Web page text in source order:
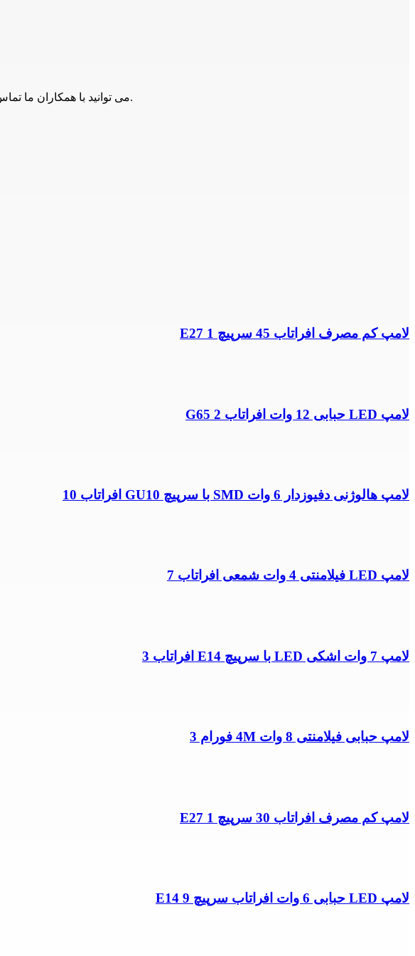
می توانید با همکاران ما تماس حاصل فرمایید.
لامپ کم مصرف افراتاب 45 سرپیچ E27 1
لامپ LED حبابی 12 وات افراتاب G65 2
لامپ هالوژنی دفیوزدار 6 وات SMD با سرپیچ GU10 افراتاب 10
لامپ LED فیلامنتی 4 وات شمعی افراتاب 7
لامپ 7 وات اشکی LED با سرپیچ E14 افراتاب 3
لامپ حبابی فیلامنتی 8 وات 4M فورام 3
لامپ کم مصرف افراتاب 30 سرپیچ E27 1
لامپ LED حبابی 6 وات افراتاب سرپیچ E14 9